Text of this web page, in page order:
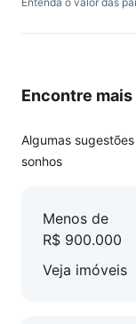
Encontre
Algumas
sonhos
Menos de
R$ 900.000
Veja imóveis